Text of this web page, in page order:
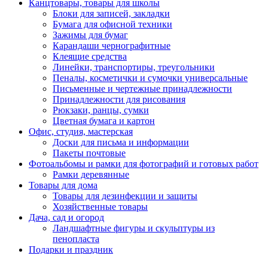
Канцтовары, товары для школы
Блоки для записей, закладки
Бумага для офисной техники
Зажимы для бумаг
Карандаши чернографитные
Клеящие средства
Линейки, транспортиры, треугольники
Пеналы, косметички и сумочки универсальные
Письменные и чертежные принадлежности
Принадлежности для рисования
Рюкзаки, ранцы, сумки
Цветная бумага и картон
Офис, студия, мастерская
Доски для письма и информации
Пакеты почтовые
Фотоальбомы и рамки для фотографий и готовых работ
Рамки деревянные
Товары для дома
Товары для дезинфекции и защиты
Хозяйственные товары
Дача, сад и огород
Ландшафтные фигуры и скульптуры из
пенопласта
Подарки и праздник